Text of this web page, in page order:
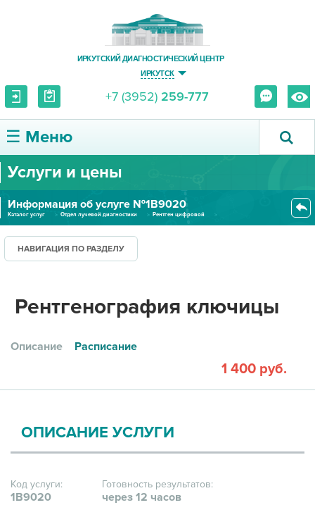
ИРКУТСКИЙ ДИАГНОСТИЧЕСКИЙ ЦЕНТР
ИРКУТСК
+7 (3952) 259-777
☰ Меню
О ЦЕНТРЕ
УСЛУГИ И ЦЕНЫ
ПАЦИЕНТУ
ПРАВОВАЯ ИНФОРМАЦИЯ
Услуги и цены
Информация об услуге №1В9020
Каталог услуг Отдел лучевой диагностики
Рентген цифровой
НАВИГАЦИЯ ПО РАЗДЕЛУ
Рентгенография ключицы
Описание Расписание
1 400 руб.
ОПИСАНИЕ УСЛУГИ
Код услуги:
1В9020
Готовность результатов:
через 12 часов